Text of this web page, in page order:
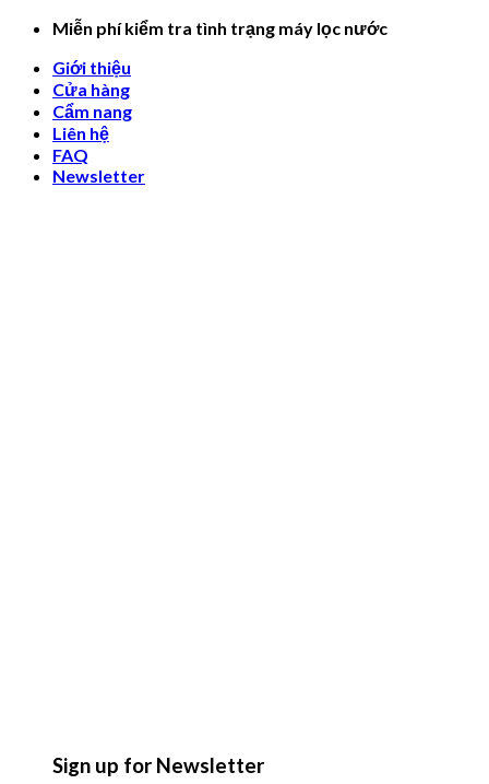
Skip
content
Miễn phí kiểm tra tình trạng máy lọc nước
Giới thiệu
Cửa hàng
Cẩm nang
Liên hệ
FAQ
Newsletter
Sign up for Newsletter